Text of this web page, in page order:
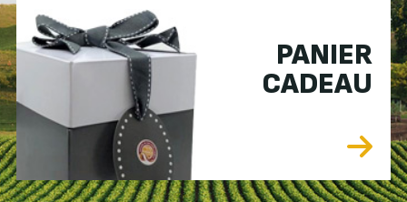
PANIER
CADEAU